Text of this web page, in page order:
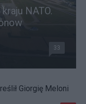
NATO.
33
Giorgię Meloni